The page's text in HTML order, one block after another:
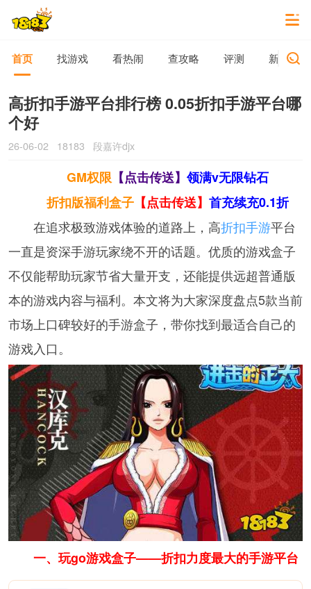
首页 找游戏 看热闹 查攻略 评测 新游动态
高折扣手游平台排行榜 0.05折扣手游平台哪
个好
26-06-02 18183 段嘉许djx
GM权限【点击传送】领满v无限钻石
折扣版福利盒子 【点击传送】首充续充0.1折
在追求极致游戏体验的道路上，高折扣手游平台
一直是资深手游玩家绕不开的话题。优质的游戏盒子
不仅能帮助玩家节省大量开支，还能提供远超普通版
本的游戏内容与福利。本文将为大家深度盘点5款当前
市场上口碑较好的手游盒子，带你找到最适合自己的
游戏入口。
一、玩go游戏盒子——折扣力度最大的手游平台